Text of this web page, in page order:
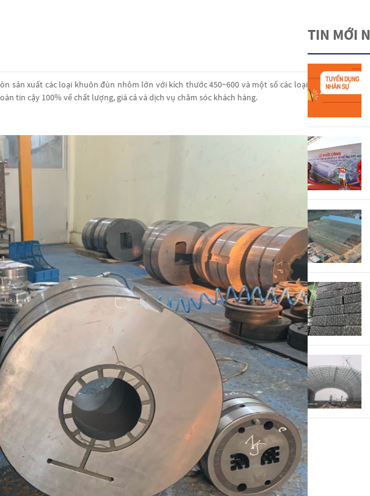
sản xuất các loại khuôn đùn nhôm lớn với kích thước 450~600 và một số các loại
tin cậy 100% về chất lượng, giá cả và dịch vụ chăm sóc khách hàng.
TIN MỚI